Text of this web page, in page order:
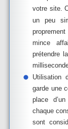
votre site.
un peu
mince
prétendre
Utilisation
garde une
place
chaque
sont